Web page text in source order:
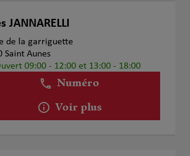
JANNARELLI
de la garriguette
Saint Aunes
09:00 - 12:00 et 13:00 - 18:00
Numéro
Voir plus